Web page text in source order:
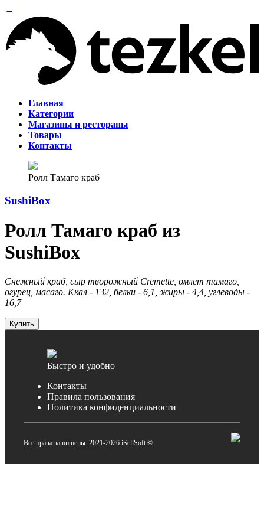
←
Главная
Категории
Магазины и рестораны
Товары
Контакты
Ролл Тамаго краб
SushiBox
Ролл Тамаго краб из
SushiBox
Снежный краб, сыр творожный Cremette, омлет тамаго,
огурец, масаго. Ккал - 132, белки - 6,1, жиры - 4,4, углеводы -
16,7
Купить
Быстро и удобно
Контакты
Правила пользования
Политика конфиденциальности
Все права защищены. 2021-2026 iSellSoft ©